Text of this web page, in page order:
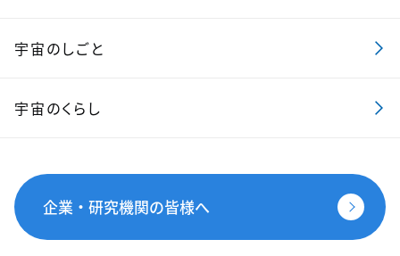
宇宙のしごと
宇宙のくらし
企業・研究機関の皆様へ